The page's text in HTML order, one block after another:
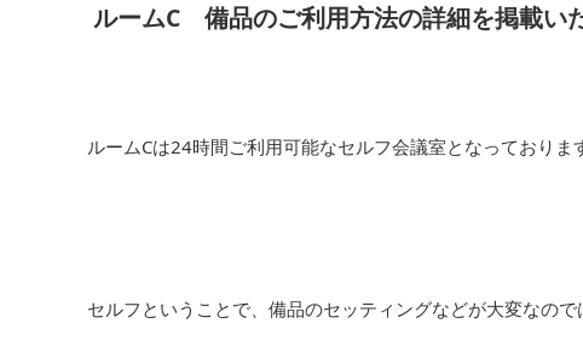
ルームC 備品のご利用方法の詳細を掲載い
ルームCは24時間ご利用可能なセルフ会議室となっておりま
セルフということで、備品のセッティングなどが大変なので